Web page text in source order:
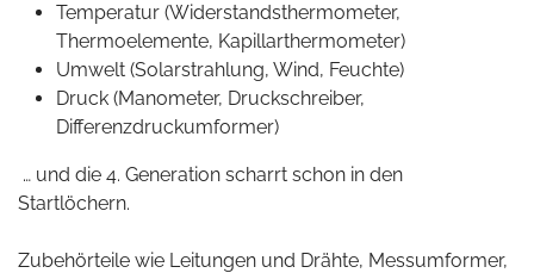
Temperatur (Widerstandsthermometer,
Thermoelemente, Kapillarthermometer)
Umwelt (Solarstrahlung, Wind, Feuchte)
Druck (Manometer, Druckschreiber,
Differenzdruckumformer)
… und die 4. Generation scharrt schon in den
Startlöchern.
Zubehörteile wie Leitungen und Drähte, Messumformer,